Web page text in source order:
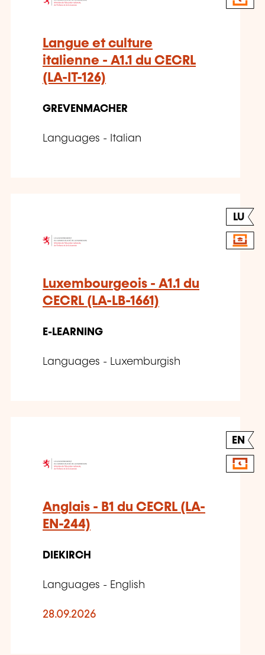
Langue et culture
italienne - A1.1 du CECRL
(LA-IT-126)
GREVENMACHER
Languages - Italian
LU
Luxembourgeois - A1.1 du
CECRL (LA-LB-1661)
E-LEARNING
Languages - Luxemburgish
EN
Anglais - B1 du CECRL (LA-
EN-244)
DIEKIRCH
Languages - English
28.09.2026